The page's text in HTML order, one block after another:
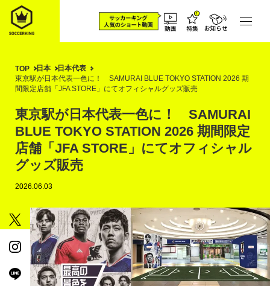
TOP 日本
日本代表
東京駅が日本代表一色に！ SAMURAI BLUE TOKYO STATION 2026 期
間限定店舗「JFA STORE」にてオフィシャルグッズ販売
東京駅が日本代表一色に！ SAMURAI
BLUE TOKYO STATION 2026 期間限定
店舗「JFA STORE」にてオフィシャル
グッズ販売
2026.06.03